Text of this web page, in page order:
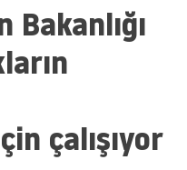
Amasya
Ankara
Artvin
Bakanlığı
çalışıyor